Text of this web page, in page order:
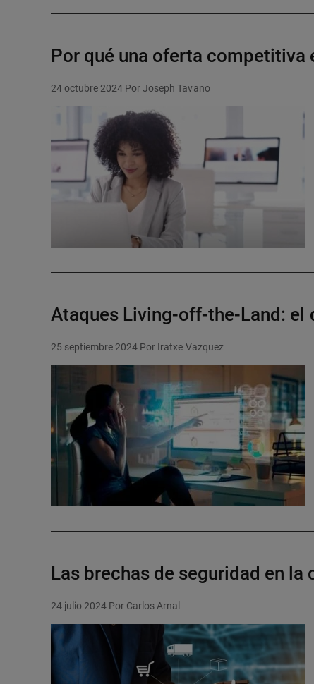
Por qué una oferta competitiva
24 octubre 2024 Por Joseph Tavano
Ataques Living-off-the-Land: el
25 septiembre 2024 Por Iratxe Vazquez
Las brechas de seguridad en la
24 julio 2024 Por Carlos Arnal